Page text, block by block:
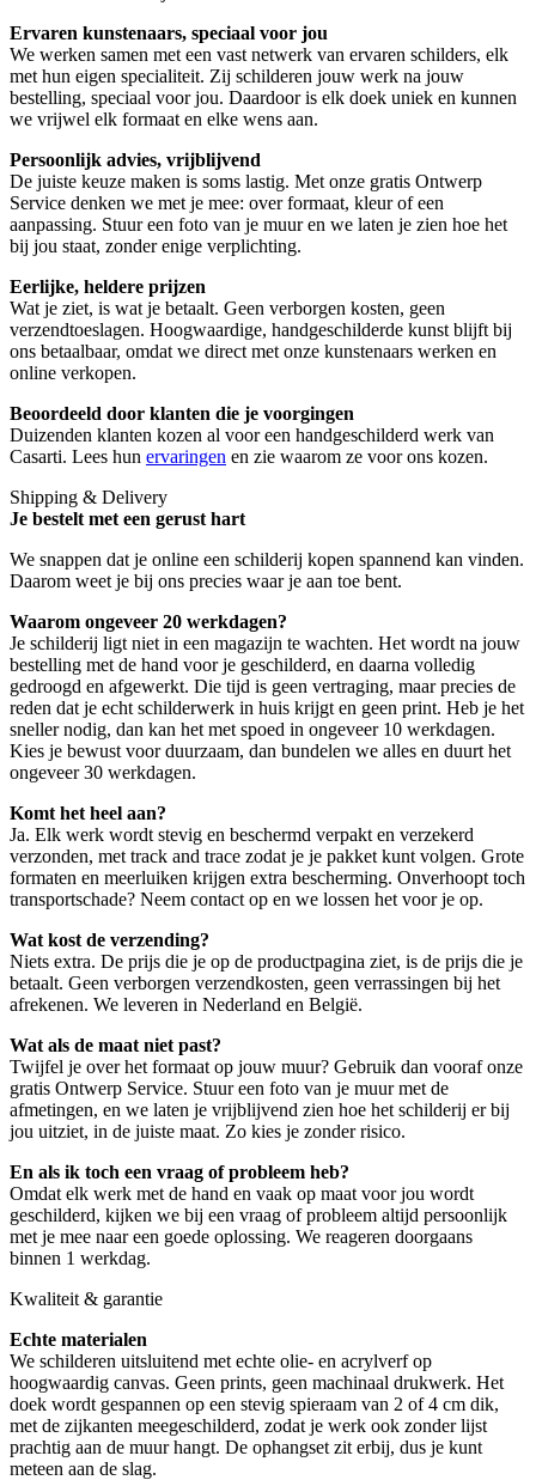
Ervaren kunstenaars, speciaal voor jou
We werken samen met een vast netwerk van ervaren schilders, elk
met hun eigen specialiteit. Zij schilderen jouw werk na jouw
bestelling, speciaal voor jou. Daardoor is elk doek uniek en kunnen
we vrijwel elk formaat en elke wens aan.
Persoonlijk advies, vrijblijvend
De juiste keuze maken is soms lastig. Met onze gratis Ontwerp
Service denken we met je mee: over formaat, kleur of een
aanpassing. Stuur een foto van je muur en we laten je zien hoe het
bij jou staat, zonder enige verplichting.
Eerlijke, heldere prijzen
Wat je ziet, is wat je betaalt. Geen verborgen kosten, geen
verzendtoeslagen. Hoogwaardige, handgeschilderde kunst blijft bij
ons betaalbaar, omdat we direct met onze kunstenaars werken en
online verkopen.
Beoordeeld door klanten die je voorgingen
Duizenden klanten kozen al voor een handgeschilderd werk van
Casarti. Lees hun ervaringen en zie waarom ze voor ons kozen.
Shipping & Delivery
Je bestelt met een gerust hart
We snappen dat je online een schilderij kopen spannend kan vinden.
Daarom weet je bij ons precies waar je aan toe bent.
Waarom ongeveer 20 werkdagen?
Je schilderij ligt niet in een magazijn te wachten. Het wordt na jouw
bestelling met de hand voor je geschilderd, en daarna volledig
gedroogd en afgewerkt. Die tijd is geen vertraging, maar precies de
reden dat je echt schilderwerk in huis krijgt en geen print. Heb je het
sneller nodig, dan kan het met spoed in ongeveer 10 werkdagen.
Kies je bewust voor duurzaam, dan bundelen we alles en duurt het
ongeveer 30 werkdagen.
Komt het heel aan?
Ja. Elk werk wordt stevig en beschermd verpakt en verzekerd
verzonden, met track and trace zodat je je pakket kunt volgen. Grote
formaten en meerluiken krijgen extra bescherming. Onverhoopt toch
transportschade? Neem contact op en we lossen het voor je op.
Wat kost de verzending?
Niets extra. De prijs die je op de productpagina ziet, is de prijs die je
betaalt. Geen verborgen verzendkosten, geen verrassingen bij het
afrekenen. We leveren in Nederland en België.
Wat als de maat niet past?
Twijfel je over het formaat op jouw muur? Gebruik dan vooraf onze
gratis Ontwerp Service. Stuur een foto van je muur met de
afmetingen, en we laten je vrijblijvend zien hoe het schilderij er bij
jou uitziet, in de juiste maat. Zo kies je zonder risico.
En als ik toch een vraag of probleem heb?
Omdat elk werk met de hand en vaak op maat voor jou wordt
geschilderd, kijken we bij een vraag of probleem altijd persoonlijk
met je mee naar een goede oplossing. We reageren doorgaans
binnen 1 werkdag.
Kwaliteit & garantie
Echte materialen
We schilderen uitsluitend met echte olie- en acrylverf op
hoogwaardig canvas. Geen prints, geen machinaal drukwerk. Het
doek wordt gespannen op een stevig spieraam van 2 of 4 cm dik,
met de zijkanten meegeschilderd, zodat je werk ook zonder lijst
prachtig aan de muur hangt. De ophangset zit erbij, dus je kunt
meteen aan de slag.